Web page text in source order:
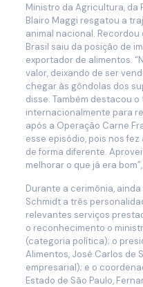
Ministro da Agricultura, da
Blairo Maggi resgatou a
animal nacional. Recordou
Brasil saiu da posição de
exportador de alimentos.
valor, deixando de ser
chegar às gôndolas dos
disse. Também destacou
internacionalmente para
após a Operação Carne
esse episódio, pois nos
de forma diferente.
melhorar o que já era
Durante a cerimônia,
Schmidt a três
relevantes serviços
o reconhecimento o
(categoria política); o
Alimentos, José Carlos de
empresarial); e o
Estado de São Paulo,